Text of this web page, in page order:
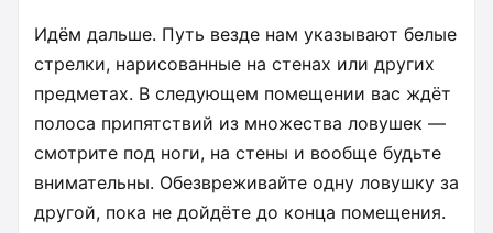
Идём дальше. Путь везде нам указывают белые
стрелки, нарисованные на стенах или других
предметах. В следующем помещении вас ждёт
полоса припятствий из множества ловушек —
смотрите под ноги, на стены и вообще будьте
внимательны. Обезвреживайте одну ловушку за
другой, пока не дойдёте до конца помещения.